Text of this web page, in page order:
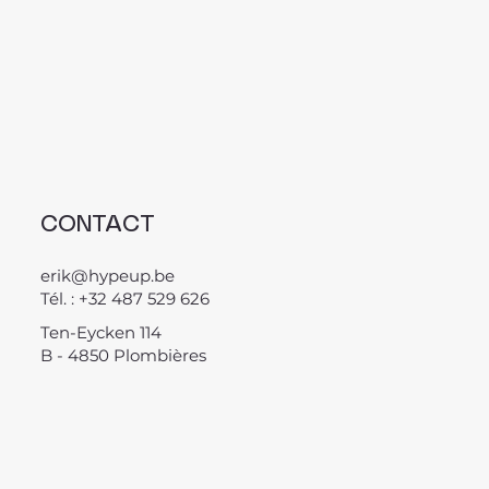
CONTACT
erik@hypeup.be
Tél. : +32 487 529 626
Ten-Eycken 114
B - 4850 Plombières